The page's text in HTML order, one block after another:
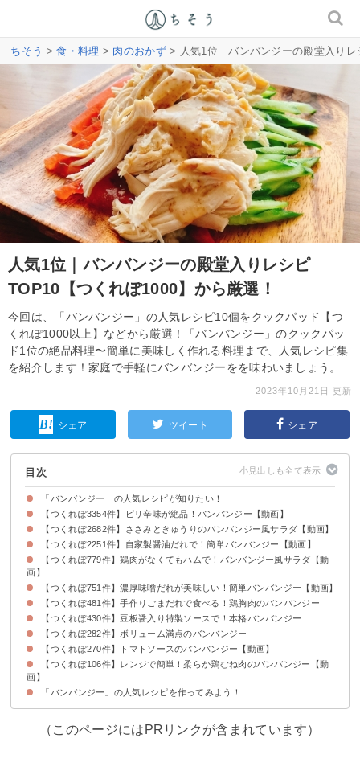
ちそう >食・料理 > 肉のおかず> 人気1位｜バンバンジーの殿堂入り
人気1位｜バンバンジーの殿堂入りレシピ
TOP10【つくれぽ1000】から厳選！
今回は、「バンバンジー」の人気レシピ10個をクックパッド【つ
くれぽ1000以上】などから厳選！「バンバンジー」のクックパッ
ド1位の絶品料理〜簡単に美味しく作れる料理まで、人気レシピ集
を紹介します！家庭で手軽にバンバンジーをを味わいましょう。
2023年10月21日 更新
シェア ツイート シェア
目次
「バンバンジー」の人気レシピが知りたい！
【つくれぽ3354件】ピリ辛味が絶品！バンバンジー【動画】
【つくれぽ2682件】ささみときゅうりのバンバンジー風サラダ【動画】
【つくれぽ2251件】自家製醤油だれで！簡単バンバンジー【動画】
【つくれぽ779件】鶏肉がなくてもハムで！バンバンジー風サラダ【動
画】
【つくれぽ751件】濃厚味噌だれが美味しい！簡単バンバンジー【動画】
【つくれぽ481件】手作りごまだれで食べる！鶏胸肉のバンバンジー
【つくれぽ430件】豆板醤入り特製ソースで！本格バンバンジー
【つくれぽ282件】ボリューム満点のバンバンジー
【つくれぽ270件】トマトソースのバンバンジー【動画】
【つくれぽ106件】レンジで簡単！柔らか鶏むね肉のバンバンジー【動
画】
「バンバンジー」の人気レシピを作ってみよう！
（このページにはPRリンクが含まれています）